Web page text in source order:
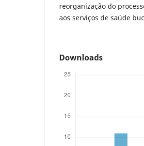
reorganização do
aos serviços de saúde
Downloads